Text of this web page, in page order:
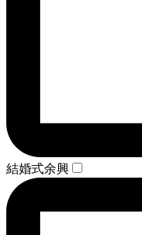
結婚式余興